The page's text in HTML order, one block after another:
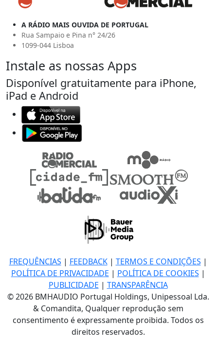
A RÁDIO MAIS OUVIDA DE PORTUGAL
Rua Sampaio e Pina n° 24/26
1099-044 Lisboa
Instale as nossas Apps
Disponível gratuitamente para iPhone,
iPad e Android
FREQUÊNCIAS | FEEDBACK| TERMOS E CONDIÇÕES |
POLÍTICA DE PRIVACIDADE | POLÍTICA DE COOKIES |
PUBLICIDADE | TRANSPARÊNCIA
© 2026 BMHAUDIO Portugal Holdings, Unipessoal Lda.
& Comandita, Qualquer reprodução sem
consentimento é expressamente proibida. Todos os
direitos reservados.